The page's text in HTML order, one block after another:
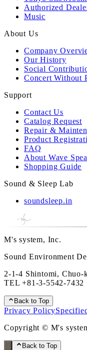
Authorized
Music
About Us
Company
Our History
Social
Concert Without
Support
Contact Us
Catalog Request
Repair &
Product
FAQ
About Wave
Shopping Guide
Sound & Sleep Lab
soundsleep.in
M's system, Inc.
Sound Environment
2-1-4 Shintomi, Chuo-
TEL+81-3-5542-7432
Back to Top
Privacy Policy
Copyright © M's
Back to Top